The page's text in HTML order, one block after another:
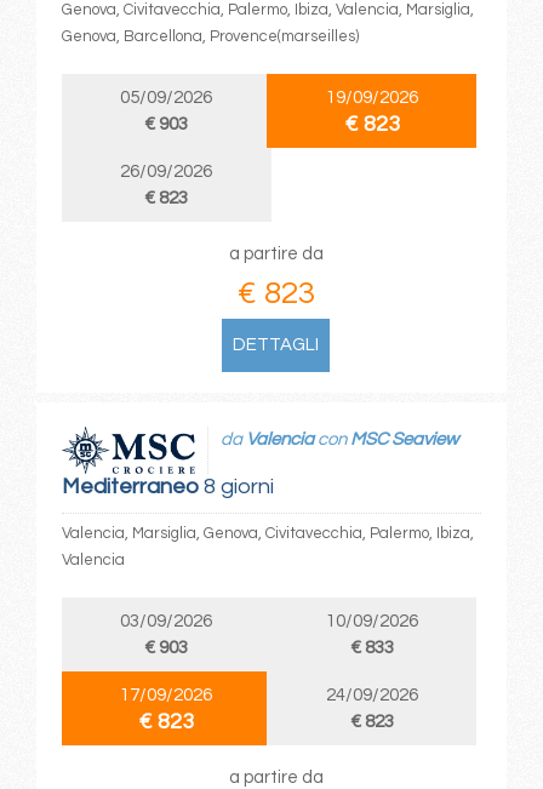
Genova, Civitavecchia, Palermo, Ibiza, Valencia, Marsiglia,
Genova, Barcellona, Provence(marseilles)
05/09/2026
€ 903
19/09/2026
€ 823
26/09/2026
€ 823
a partire da
€ 823
DETTAGLI
Mediterraneo8 giorni
da Valenciacon MSC Seaview
Valencia, Marsiglia, Genova, Civitavecchia, Palermo, Ibiza,
Valencia
03/09/2026
€ 903
10/09/2026
€ 833
17/09/2026
€ 823
24/09/2026
€ 823
a partire da